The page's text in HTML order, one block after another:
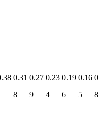
0.31
8
0.27
9
0.23
4
0.19
6
0.16
5
8